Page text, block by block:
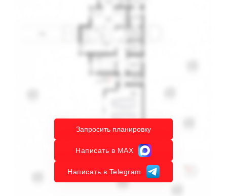
Запросить планировку
Написать в MAX
Написать в Telegram